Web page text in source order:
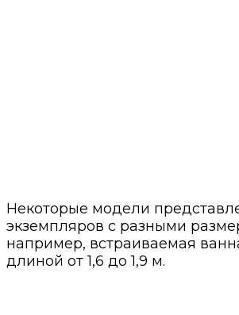
Некоторые модели
экземпляров с разными
например, встраиваемая
длиной от 1,6 до 1,9 м.